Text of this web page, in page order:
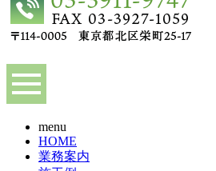
menu
HOME
業務案内